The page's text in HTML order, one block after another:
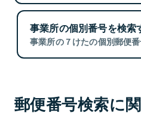
事業所の個別番号を検索
事業所の７けたの個別郵便番
郵便番号検索に